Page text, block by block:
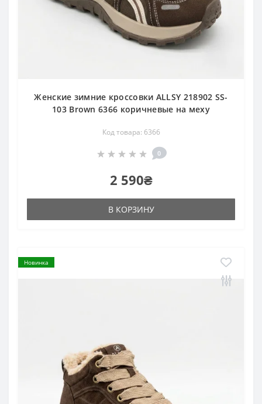
Женские зимние кроссовки ALLSY 218902 SS-
103 Brown 6366 коричневые на меху
Код товара: 6366
0
2 590₴
В КОРЗИНУ
Новинка